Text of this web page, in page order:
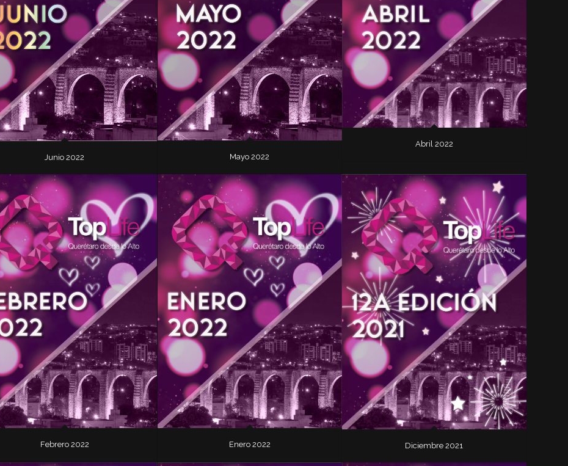
Junio 2022 Mayo 2022
Abril 2022
Febrero 2022 Enero 2022 Diciembre 2021